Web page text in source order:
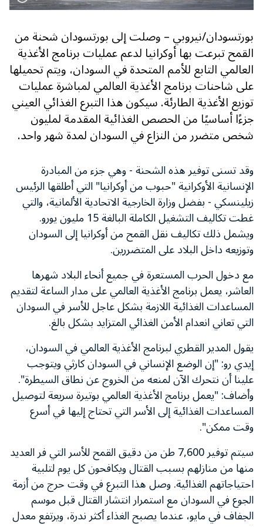
بورتسودان/نيروبي – وصلت إلى بورتسودان شحنة من
القمح تبرعت بها أوكرانيا لدعم عمليات برنامج الأغذية
العالمي التابع للأمم المتحدة في السودان، ويتم تحميلها
على شاحنات برنامج الأغذية العالمي لمباشرة عمليات
توزيع الأغذية الطارئة. سيكون هذا التبرع الغذائي العيني
جزءًا أساسيًا من الحصص الغذائية المقدمة لمليون
شخص متضرر من النزاع في السودان لمدة شهر واحد.
وقد تسنى توفير هذه الشحنة - وهي جزء من المبادرة
الإنسانية الأوكرانية "حبوب من أوكرانيا" التي أطلقها الرئيس
زيلينسكي - بفضل وزارة الخارجية الاتحادية الألمانية، والتي
غطت تكاليف التشغيل الكاملة البالغة 15 مليون يورو.
ويشمل ذلك تكاليف نقل القمح من أوكرانيا إلى السودان
وتوزيعه داخل البلاد على المتضررين.
مع دخول الحرب المستعرة في جميع أنحاء البلاد شهرها
العاشر، يعمل برنامج الأغذية العالمي على مدار الساعة لتقديم
المساعدات الغذائية اللازمة بشكل عاجل للأسر في السودان
التي تعاني انعدام الأمن الغذائي المتزايد بشكل بالغ.
يقول المدير القطري لبرنامج الأغذية العالمي في السودان،
إيدي رو: "إن الوضع الإنساني في السودان كارثي ويتوجب
علينا أن نتحرك الآن لمنعه من الخروج عن نطاق السيطرة".
وأضاف: "يعمل برنامج الأغذية العالمي بوتيرة سريعة لتوصيل
المساعدات الغذائية إلى الأسر التي تحتاج إليها في أسرع
وقت ممكن".
سيتم توفير 7,600 طن من دقيق القمح للأسر التي فر العديد
منها من منازلهم بسبب القتال ويكافحون كل يوم لتلبية
احتياجاتهم الغذائية. وصل هذا التبرع في وقت حرج من أزمة
الجوع في السودان مع استمرار انتشار القتال قبل موسم
الجفاف في مايو، عندما يصبح الغذاء أكثر ندرة، ويرتفع معدل